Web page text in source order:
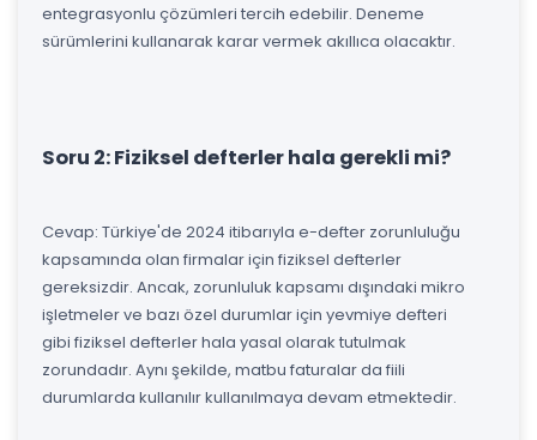
entegrasyonlu çözümleri tercih edebilir. Deneme
sürümlerini kullanarak karar vermek akıllıca olacaktır.
Soru 2: Fiziksel defterler hala gerekli mi?
Cevap: Türkiye'de 2024 itibarıyla e-defter zorunluluğu
kapsamında olan firmalar için fiziksel defterler
gereksizdir. Ancak, zorunluluk kapsamı dışındaki mikro
işletmeler ve bazı özel durumlar için yevmiye defteri
gibi fiziksel defterler hala yasal olarak tutulmak
zorundadır. Aynı şekilde, matbu faturalar da fiili
durumlarda kullanılır kullanılmaya devam etmektedir.